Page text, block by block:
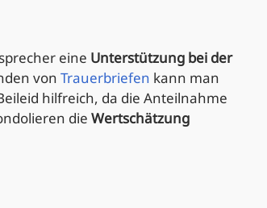
eine Unterstützung bei der
von Trauerbriefen kann man
hilfreich, da die Anteilnahme
die Wertschätzung